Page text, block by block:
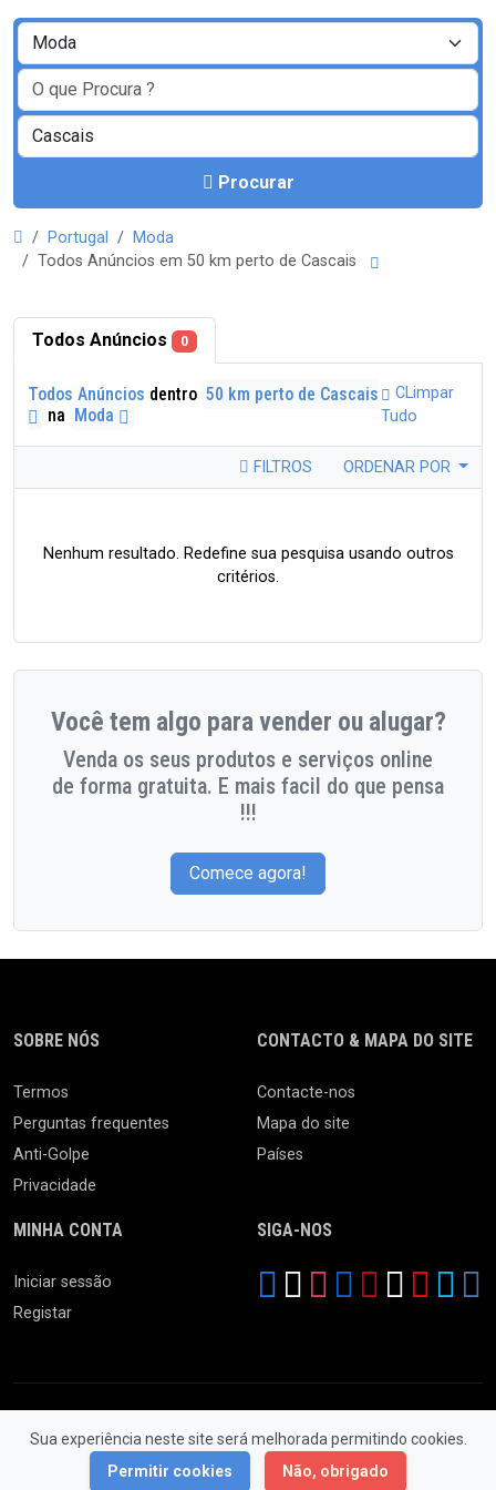
Procurar
Portugal
Moda
Todos Anúncios em 50 km perto de Cascais
Todos Anúncios 0
Todos Anúncios dentro 50 km perto de Cascais
na Moda
CLimpar
Tudo
FILTROS ORDENAR POR
Nenhum resultado. Redefine sua pesquisa usando outros
critérios.
Você tem algo para vender ou alugar?
Venda os seus produtos e serviços online
de forma gratuita. E mais facil do que pensa
!!!
Comece agora!
Sua experiência neste site será melhorada permitindo cookies.
Permitir cookies
Não, obrigado
SOBRE NÓS
Termos
Perguntas frequentes
Anti-Golpe
Privacidade
CONTACTO & MAPA DO SITE
Contacte-nos
Mapa do site
Países
MINHA CONTA
Iniciar sessão
Registar
SIGA-NOS
© 2026 Feira da Ladra. Todos os Direitos Reservados.